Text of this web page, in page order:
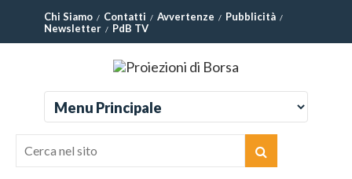
Chi Siamo Contatti Avvertenze
Pubblicità
Newsletter
PdB TV